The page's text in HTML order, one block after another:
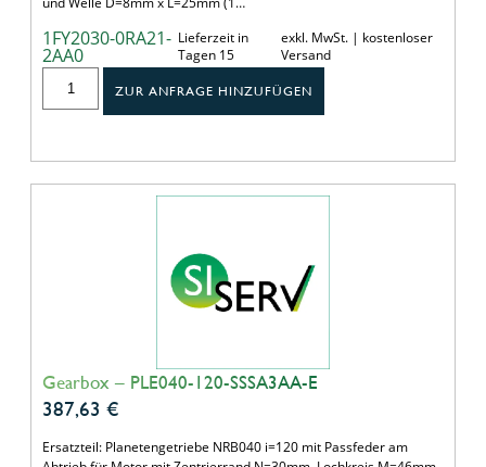
1FY2030-0RA21-
2AA0
Lieferzeit in
Tagen 15
exkl. MwSt. | kostenloser
Versand
ZUR ANFRAGE HINZUFÜGEN
Gearbox – PLE040-120-SSSA3AA-E
387,63 €
Ersatzteil: Planetengetriebe NRB040 i=120 mit Passfeder am